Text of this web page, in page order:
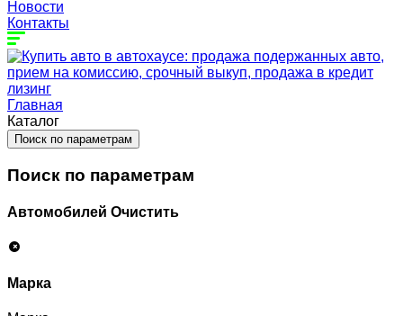
Новости
Контакты
Главная
Каталог
Поиск по параметрам
Поиск по параметрам
Автомобилей Очистить
Марка